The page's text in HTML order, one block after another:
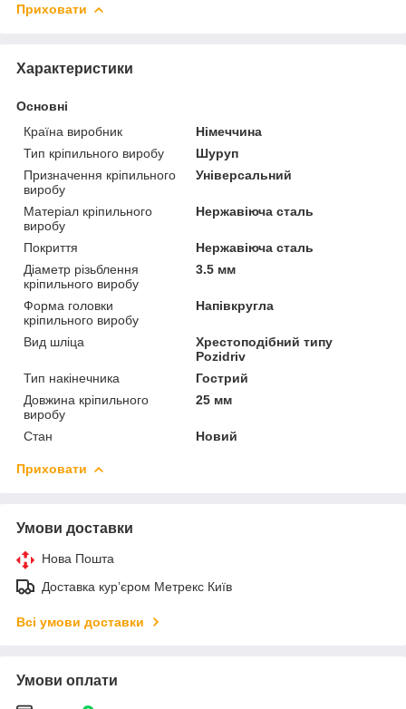
Приховати
Характеристики
Основні
Країна виробник
Німеччина
Тип кріпильного виробу
Шуруп
Призначення кріпильного
виробу
Універсальний
Матеріал кріпильного
виробу
Нержавіюча сталь
Покриття
Нержавіюча сталь
Діаметр різьблення
кріпильного виробу
3.5 мм
Форма головки
кріпильного виробу
Напівкругла
Вид шліца
Хрестоподібний типу
Pozidriv
Тип накінечника
Гострий
Довжина кріпильного
виробу
25 мм
Стан Новий
Приховати
Умови доставки
Нова Пошта
Доставка курʼєром Метрекс Київ
Всі умови доставки
Умови оплати